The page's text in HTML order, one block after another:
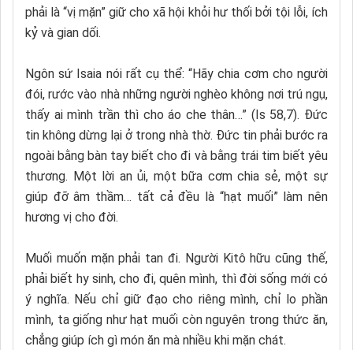
phải là “vị mặn” giữ cho xã hội khỏi hư thối bởi tội lỗi, ích
kỷ và gian dối.
Ngôn sứ Isaia nói rất cụ thể: “Hãy chia cơm cho người
đói, rước vào nhà những người nghèo không nơi trú ngụ,
thấy ai mình trần thì cho áo che thân…” (Is 58,7). Đức
tin không dừng lại ở trong nhà thờ. Đức tin phải bước ra
ngoài bằng bàn tay biết cho đi và bằng trái tim biết yêu
thương. Một lời an ủi, một bữa cơm chia sẻ, một sự
giúp đỡ âm thầm… tất cả đều là “hạt muối” làm nên
hương vị cho đời.
Muối muốn mặn phải tan đi. Người Kitô hữu cũng thế,
phải biết hy sinh, cho đi, quên mình, thì đời sống mới có
ý nghĩa. Nếu chỉ giữ đạo cho riêng mình, chỉ lo phần
mình, ta giống như hạt muối còn nguyên trong thức ăn,
chẳng giúp ích gì món ăn mà nhiều khi mặn chát.